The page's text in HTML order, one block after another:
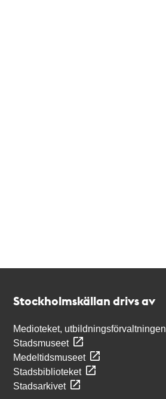
Stockholmskällan drivs av
Medioteket, utbildningsförvaltningen
Stadsmuseet
Medeltidsmuseet
Stadsbiblioteket
Stadsarkivet